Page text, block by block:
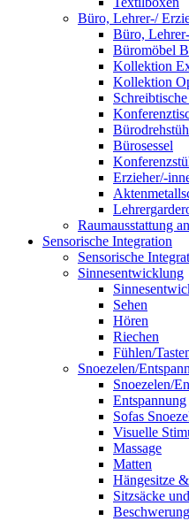
Büro, Lehrer-/
Büro,
Büromöbel
Kollektion
Kollektion
Bürosessel
Erzieher/-
Raumausstattung
Sensorische Integration
Sensorische
Sinnesentwicklung
Sehen
Hören
Riechen
Fühlen/
Snoezelen/
Snoezelen/
Entspannung
Sofas
Visuelle
Massage
Matten
Hängesitze
Sitzsäcke
Beschwerung